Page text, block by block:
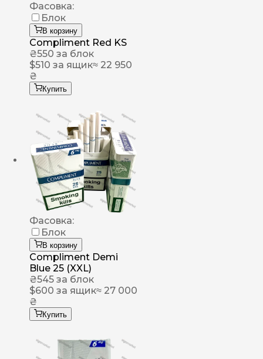
Фасовка:
Блок
В корзину
Compliment Red KS
₴550 за блок
$510 за ящик≈ 22 950
₴
Купить
Фасовка:
Блок
В корзину
Compliment Demi
Blue 25 (XXL)
₴545 за блок
$600 за ящик≈ 27 000
₴
Купить